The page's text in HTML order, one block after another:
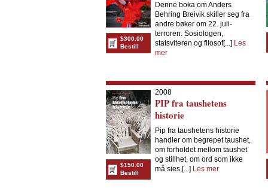
$300.00
Bestill
Denne boka om Anders
Behring Breivik skiller seg fra
andre bøker om 22. juli-
terroren. Sosiologen,
statsviteren og filosof[...] Les
mer
$150.00
Bestill
2008
PIP fra taushetens
historie
Pip fra taushetens historie
handler om begrepet taushet,
om forholdet mellom taushet
og stillhet, om ord som ikke
må sies,[...] Les mer